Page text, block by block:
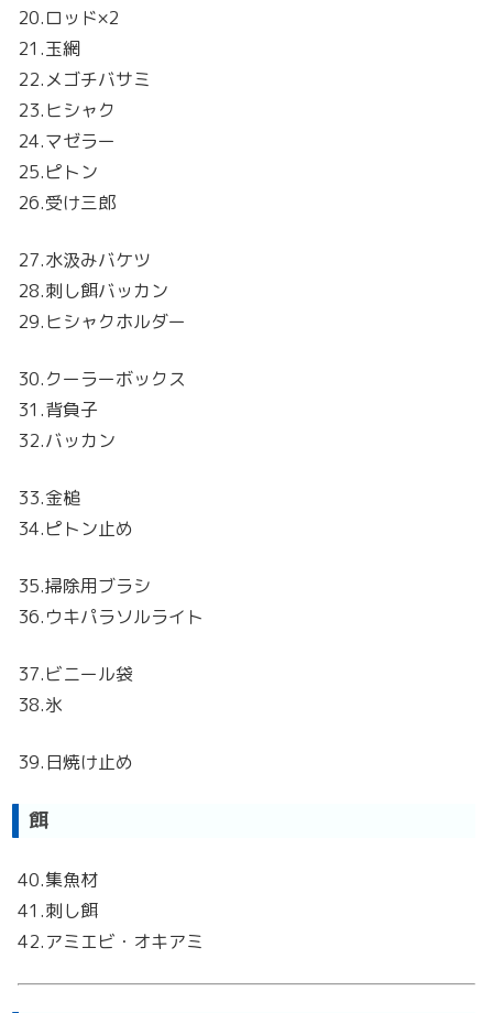
20.ロッド×2
21.玉網
22.メゴチバサミ
23.ヒシャク
24.マゼラー
25.ピトン
26.受け三郎
27.水汲みバケツ
28.刺し餌バッカン
29.ヒシャクホルダー
30.クーラーボックス
31.背負子
32.バッカン
33.金槌
34.ピトン止め
35.掃除用ブラシ
36.ウキパラソルライト
37.ビニール袋
38.氷
39.日焼け止め
餌
40.集魚材
41.刺し餌
42.アミエビ・オキアミ